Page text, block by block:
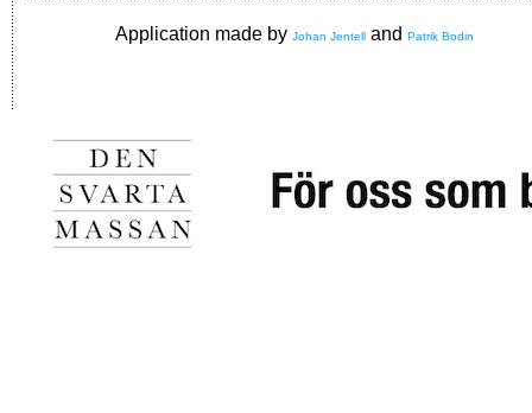
Application made by Johan Jentell and Patrik Bodin